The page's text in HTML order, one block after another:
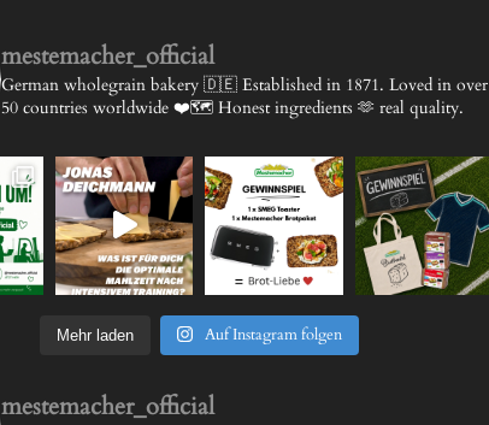
mestemacher_official
German wholegrain bakery 🇩🇪 Established in 1871. Loved in over
50 countries worldwide ❤️🗺️ Honest ingredients 🫶 real quality.
Mehr laden Auf Instagram folgen
mestemacher_official